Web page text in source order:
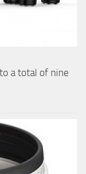
a total of nine